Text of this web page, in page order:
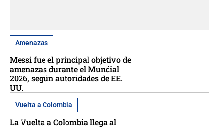
Amenazas
Messi fue el principal objetivo de
amenazas durante el Mundial
2026, según autoridades de EE.
UU.
Vuelta a Colombia
La Vuelta a Colombia llega al